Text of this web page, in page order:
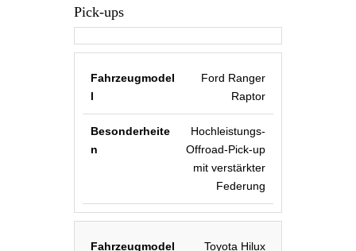
Pick-ups
Ford Ranger
Raptor
Hochleistungs-
Offroad-Pick-up
mit verstärkter
Federung
Toyota Hilux